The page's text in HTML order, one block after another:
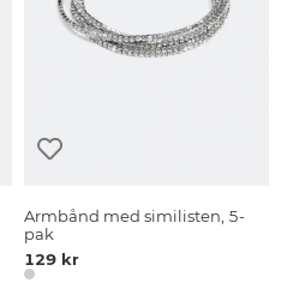
Armbånd med similisten, 5-
pak
129 kr